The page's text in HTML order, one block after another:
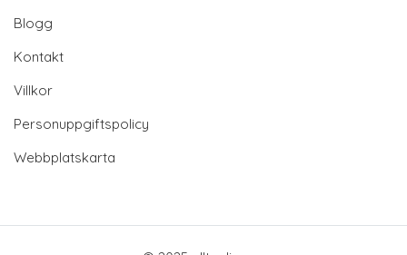
Blogg
Kontakt
Villkor
Personuppgiftspolicy
Webbplatskarta